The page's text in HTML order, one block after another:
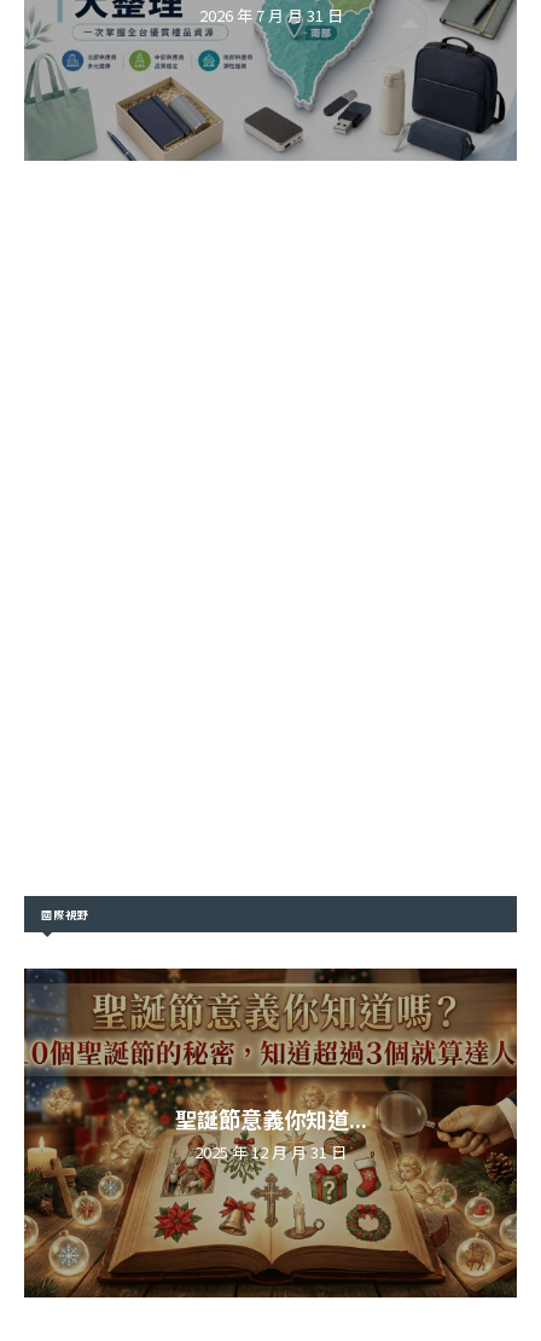
2026 年 7 月 月 31 日
國際視野
聖誕節意義你知道...
2025 年 12 月 月 31 日